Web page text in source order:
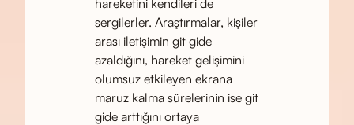
sergilerler. Araştırmalar, kişiler
arası iletişimin git gide
azaldığını, hareket gelişimini
olumsuz etkileyen ekrana
maruz kalma sürelerinin ise git
gide arttığını ortaya